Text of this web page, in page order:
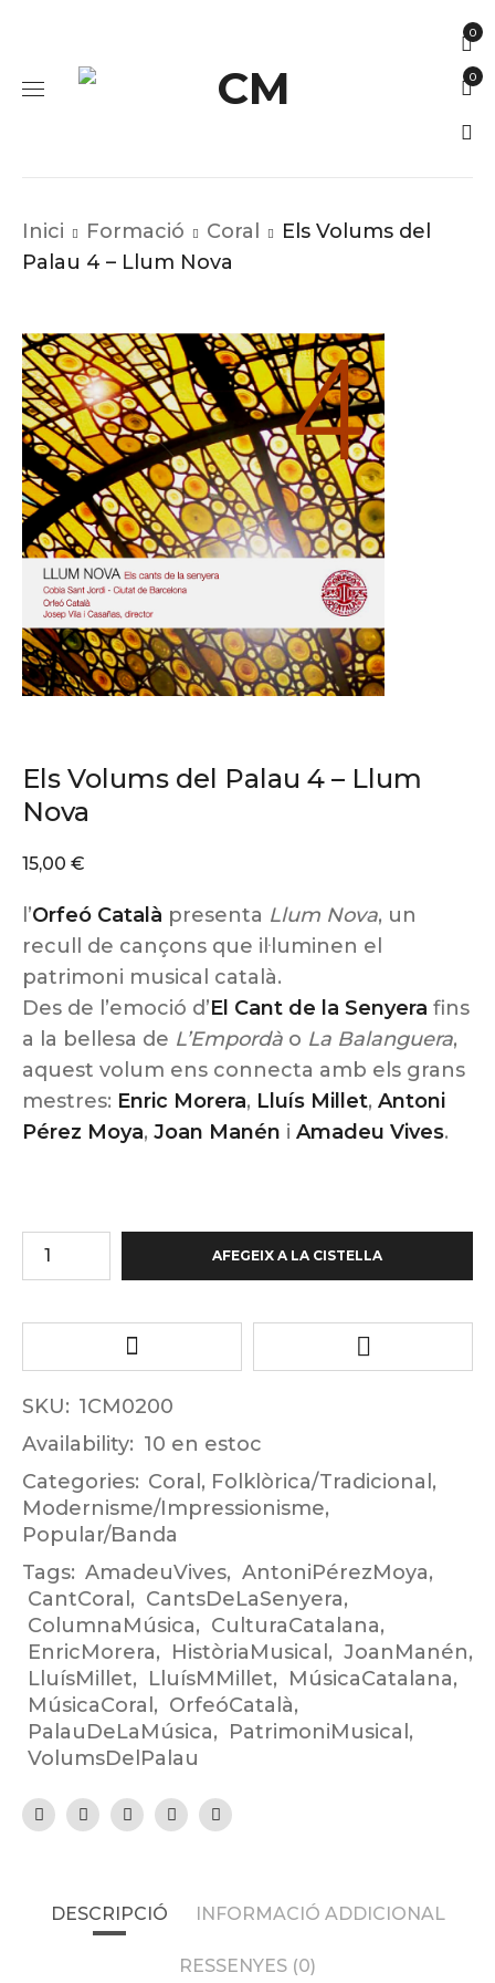
0
0
Inici Formació Coral
Els Volums del
Palau 4 – Llum Nova
Els Volums del Palau 4 – Llum
Nova
15,00 €
l’Orfeó Català presenta Llum Nova, un
recull de cançons que il·luminen el
patrimoni musical català.
Des de l’emoció d’El Cant de la Senyera fins
a la bellesa de L’Empordà o La Balanguera,
aquest volum ens connecta amb els grans
mestres: Enric Morera, Lluís Millet, Antoni
Pérez Moya, Joan Manén i Amadeu Vives.
AFEGEIX A LA CISTELLA
SKU: 1CM0200
Availability: 10 en estoc
Categories: Coral , Folklòrica/Tradicional ,
Modernisme/Impressionisme,
Popular/Banda
Tags: AmadeuVives, AntoniPérezMoya,
CantCoral , CantsDeLaSenyera,
ColumnaMúsica, CulturaCatalana,
EnricMorera, HistòriaMusical , JoanManén,
LluísMillet, LluísMMillet, MúsicaCatalana,
MúsicaCoral , OrfeóCatalà,
PalauDeLaMúsica, PatrimoniMusical ,
VolumsDelPalau
DESCRIPCIÓ INFORMACIÓ ADDICIONAL
RESSENYES (0)